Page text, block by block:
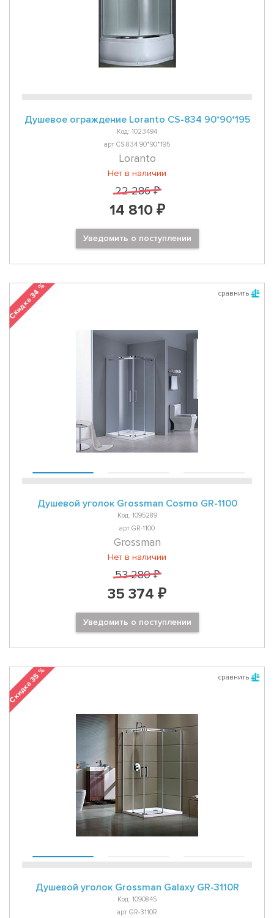
Душевое ограждение Loranto CS-834 90*90*195
Код: 1023494
арт CS-834 90*90*195
Loranto
Нет в наличии
22 286 ₽
14 810 ₽
Уведомить о поступлении
сравнить
Скидка 34 %
Душевой уголок Grossman Cosmo GR-1100
Код: 1095289
арт GR-1100
Grossman
Нет в наличии
53 280 ₽
35 374 ₽
Уведомить о поступлении
сравнить
Скидка 35 %
Душевой уголок Grossman Galaxy GR-3110R
Код: 1090845
арт GR-3110R